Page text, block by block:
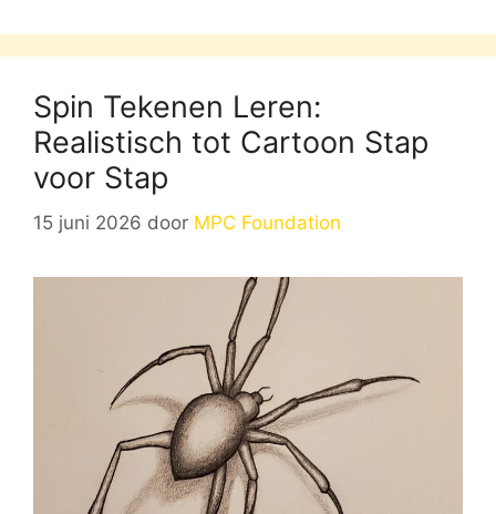
Spin Tekenen Leren:
Realistisch tot Cartoon Stap
voor Stap
15 juni 2026 door MPC Foundation